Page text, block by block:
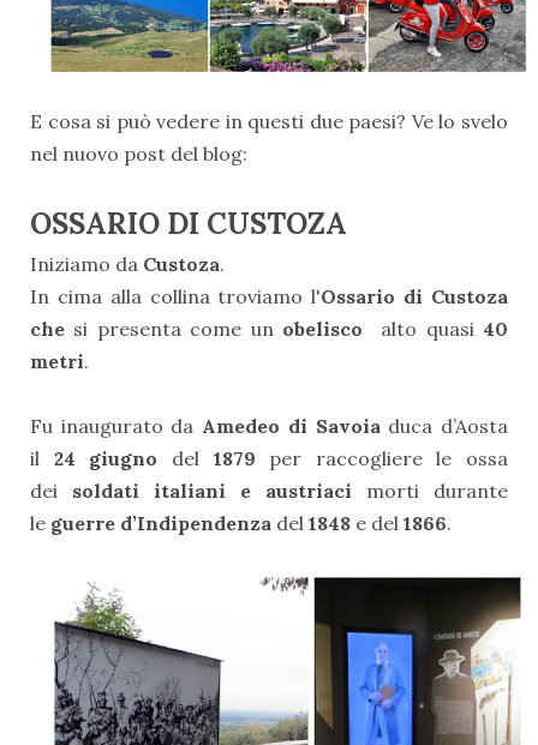
E cosa si può vedere in questi due paesi? Ve lo svelo
nel nuovo post del blog:
OSSARIO DI CUSTOZA
Iniziamo da Custoza.
In cima alla collina troviamo l'Ossario di Custoza
che si presenta come un obelisco alto quasi 40
metri.
Fu inaugurato da Amedeo di Savoiaduca d’Aosta
il 24 giugno del 1879 per raccogliere le ossa
dei soldati italiani e austriaci morti durante
le guerre d’Indipendenza del 1848 e del 1866.